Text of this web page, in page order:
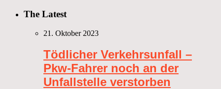
The Latest
21. Oktober 2023
Tödlicher Verkehrsunfall –
Pkw-Fahrer noch an der
Unfallstelle verstorben